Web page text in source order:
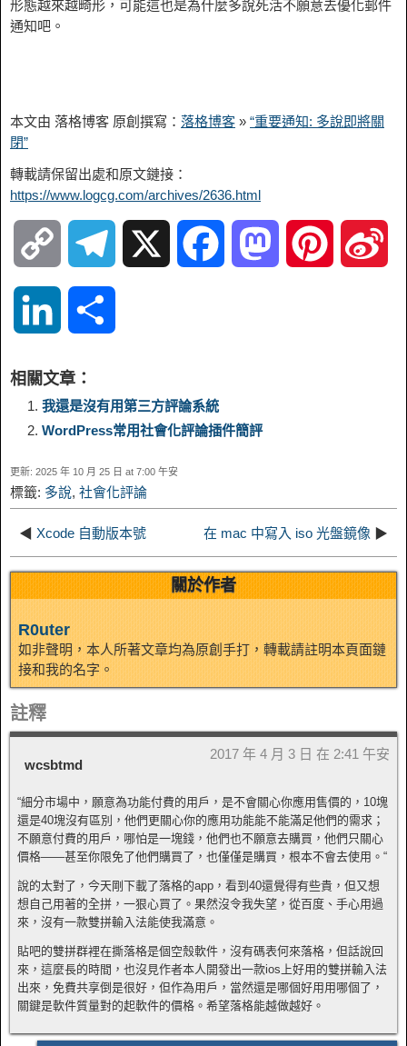
形態越來越畸形，可能這也是為什麼多說死活不願意去優化郵件
通知吧。
本文由 落格博客 原創撰寫： 落格博客 » “重要通知: 多說即將關
閉”
轉載請保留出處和原文鏈接：
https://www.logcg.com/archives/2636.html
o
y
L
n
k
g
r
a
m
b
o
k
o
n
e
s b
n
e
I
n
a
e
相關文章：
我還是沒有用第三方評論系統
WordPress常用社會化評論插件簡評
更新: 2025 年 10 月 25 日 at 7:00 午安
標籤: 多說, 社會化評論
◀ Xcode 自動版本號 在 mac 中寫入 iso 光盤鏡像 ▶
關於作者
R0uter
如非聲明，本人所著文章均為原創手打，轉載請註明本頁面鏈
接和我的名字。
註釋
wcsbtmd
2017 年 4 月 3 日 在 2:41 午安
“細分市場中，願意為功能付費的用戶，是不會關心你應用售價的，10塊
還是40塊沒有區別，他們更關心你的應用功能能不能滿足他們的需求；
不願意付費的用戶，哪怕是一塊錢，他們也不願意去購買，他們只關心
價格——甚至你限免了他們購買了，也僅僅是購買，根本不會去使用。“
說的太對了，今天剛下載了落格的app，看到40還覺得有些貴，但又想
想自己用著的全拼，一狠心買了。果然沒令我失望，從百度、手心用過
來，沒有一款雙拼輸入法能使我滿意。
貼吧的雙拼群裡在撕落格是個空殼軟件，沒有碼表何來落格，但話說回
來，這麼長的時間，也沒見作者本人開發出一款ios上好用的雙拼輸入法
出來，免費共享倒是很好，但作為用戶，當然還是哪個好用用哪個了，
關鍵是軟件質量對的起軟件的價格。希望落格能越做越好。